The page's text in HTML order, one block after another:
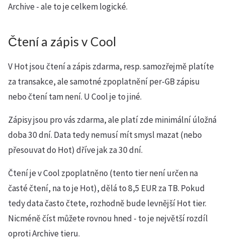
Archive - ale to je celkem logické.
Čtení a zápis v Cool
V Hot jsou čtení a zápis zdarma, resp. samozřejmě platíte
za transakce, ale samotné zpoplatnění per-GB zápisu
nebo čtení tam není. U Cool je to jiné.
Zápisy jsou pro vás zdarma, ale platí zde minimální úložná
doba 30 dní. Data tedy nemusí mít smysl mazat (nebo
přesouvat do Hot) dříve jak za 30 dní.
Čtení je v Cool zpoplatněno (tento tier není určen na
časté čtení, na to je Hot), dělá to 8,5 EUR za TB. Pokud
tedy data často čtete, rozhodně bude levnější Hot tier.
Nicméně číst můžete rovnou hned - to je největší rozdíl
oproti Archive tieru.